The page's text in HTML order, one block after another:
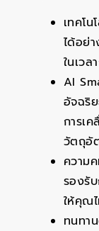
เทคโ
ได้อย่
ในเวล
AI
อัจฉริ
การเ
วัตถุอั
ความ
รองรั
ให้คุณ
ทนทา